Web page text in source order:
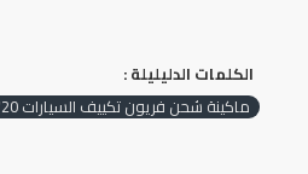
الكلمات الدليليلة :
ماكينة شحن فريون تكييف السيارات 720 باللمس